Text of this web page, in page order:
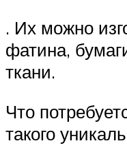
. Их можно
фатина,
ткани.
Что
такого